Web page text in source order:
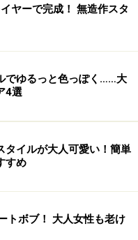
ヤーで完成！ 無造作スタ
でゆるっと色っぽく……大
4選
タイルが大人可愛い！簡単
すめ
トボブ！ 大人女性も老け